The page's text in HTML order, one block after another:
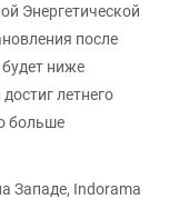
Энергетической
после
ниже
летнего
больше
Западе, Indorama